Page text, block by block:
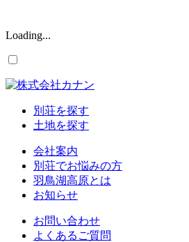
Loading...
別荘を探す
土地を探す
会社案内
別荘でお悩みの方
羽鳥湖高原とは
お知らせ
お問い合わせ
よくあるご質問